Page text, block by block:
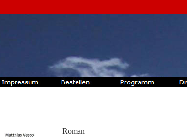
Roman